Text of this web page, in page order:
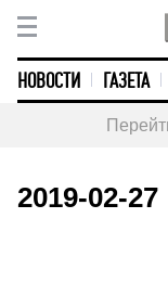
НОВОСТИ ГАЗЕТА
2019-02-27